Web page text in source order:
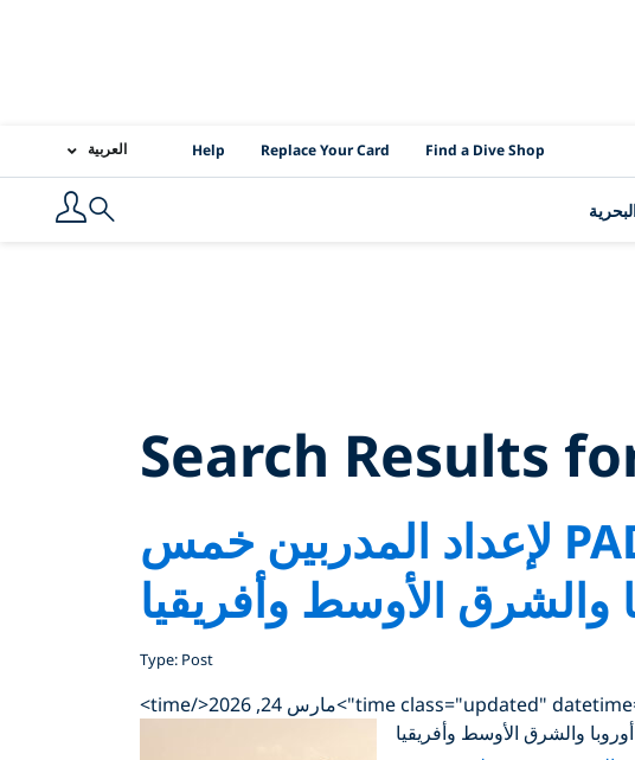
PADI Location Links Find a Dive Shop
Replace Your Card
Help العربية
Search
Search Results
أصبح مدرب غوص PADI مع أشهر مراكز PADI لإعداد المدربين خمس
والشرق الأوسط وأفريقيا
Type: Post